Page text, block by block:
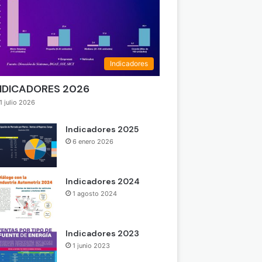
Indicadores
2026
julio 2026
Indicadores 2025
6 enero 2026
Indicadores 2024
1 agosto 2024
Indicadores 2023
1 junio 2023